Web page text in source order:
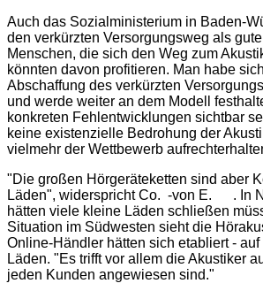
Auch das Sozialministerium in Baden-
den verkürzten Versorgungsweg als
Menschen, die sich den Weg zum
könnten davon profitieren. Man habe
Abschaffung des verkürzten
und werde weiter an dem Modell
konkreten Fehlentwicklungen sichtbar
keine existenzielle Bedrohung der
vielmehr der Wettbewerb
"Die großen Hörgeräteketten sind aber
Läden", widerspricht Co. -von E. . In
hätten viele kleine Läden schließen
Situation im Südwesten sieht die
Online-Händler hätten sich etabliert -
Läden. "Es trifft vor allem die Akustiker
jeden Kunden angewiesen sind."